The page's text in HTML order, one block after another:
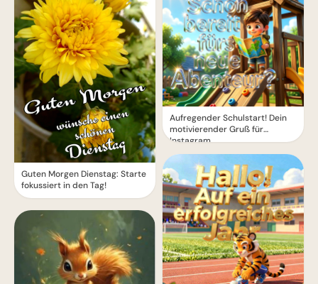
Guten Morgen Dienstag: Starte
fokussiert in den Tag!
Aufregender Schulstart! Dein
motivierender Gruß für
Instagram